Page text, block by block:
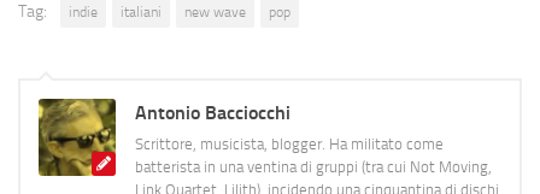
Tag: indie italiani new wave pop
Antonio Bacciocchi
Scrittore, musicista, blogger. Ha militato come
batterista in una ventina di gruppi (tra cui Not Moving,
Link Quartet, Lilith), incidendo una cinquantina di dischi